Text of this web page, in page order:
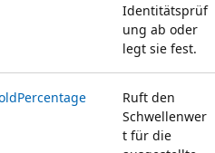
Identitätsprüf
ung ab oder
legt sie fest.
Ruft den
Schwellenwer
t für die